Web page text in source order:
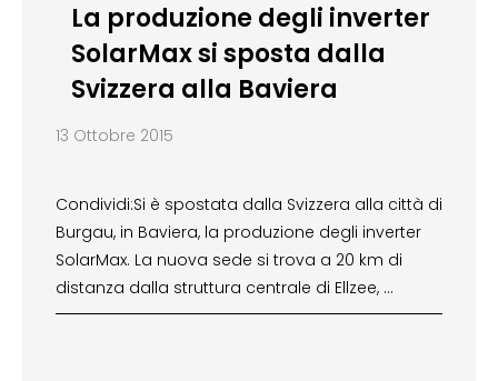
La produzione degli inverter
SolarMax si sposta dalla
Svizzera alla Baviera
13 Ottobre 2015
Condividi:Si è spostata dalla Svizzera alla città di
Burgau, in Baviera, la produzione degli inverter
SolarMax. La nuova sede si trova a 20 km di
distanza dalla struttura centrale di Ellzee, …